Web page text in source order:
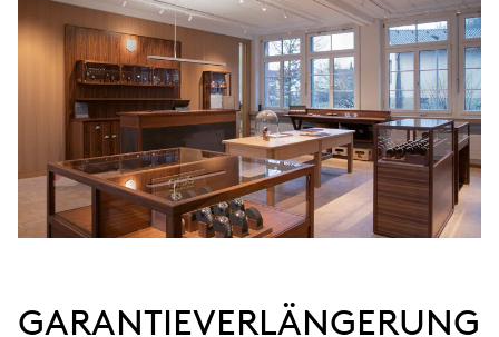
GARANTIEVERLÄNGERUNG